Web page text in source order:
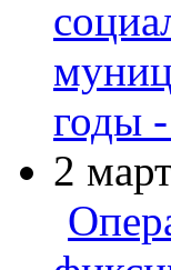
годы
2